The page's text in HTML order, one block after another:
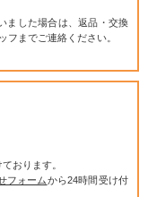
ました場合は、返品・交換
フまでご連絡ください。
おります。
フォームから24時間受け付